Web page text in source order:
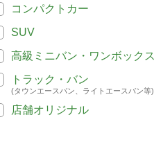
コンパクトカー
SUV
高級ミニバン・ワンボックス
トラック・バン
(タウンエースバン、ライトエースバン等)
店舗オリジナル